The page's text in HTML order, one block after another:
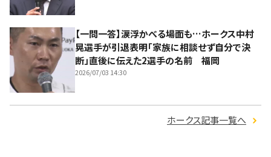
【一問一答】涙浮かべる場面も…ホークス中村
晃選手が引退表明「家族に相談せず自分で決
断」直後に伝えた2選手の名前 福岡
2026/07/03 14:30
ホークス記事一覧へ